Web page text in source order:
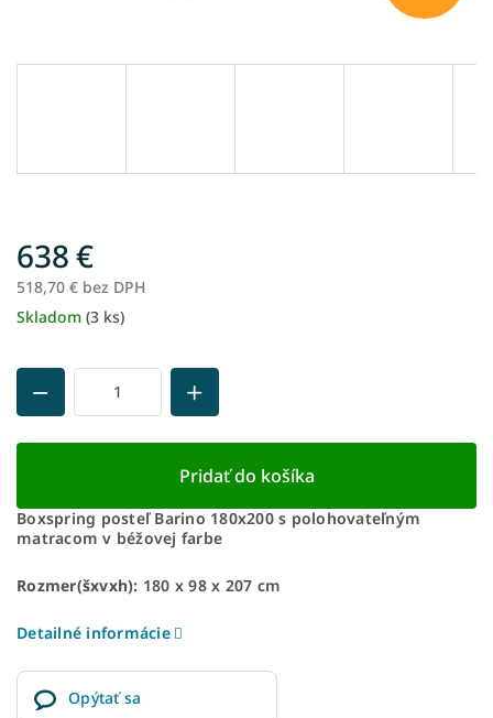
638 €
518,70 € bez DPH
Jednotková
Skladom (3 ks)
Pridať do košíka
Boxspring posteľ Barino 180x200 s polohovateľným
matracom v béžovej farbe
Rozmer(šxvxh): 180 x 98 x 207 cm
Detailné informácie
Opýtať sa